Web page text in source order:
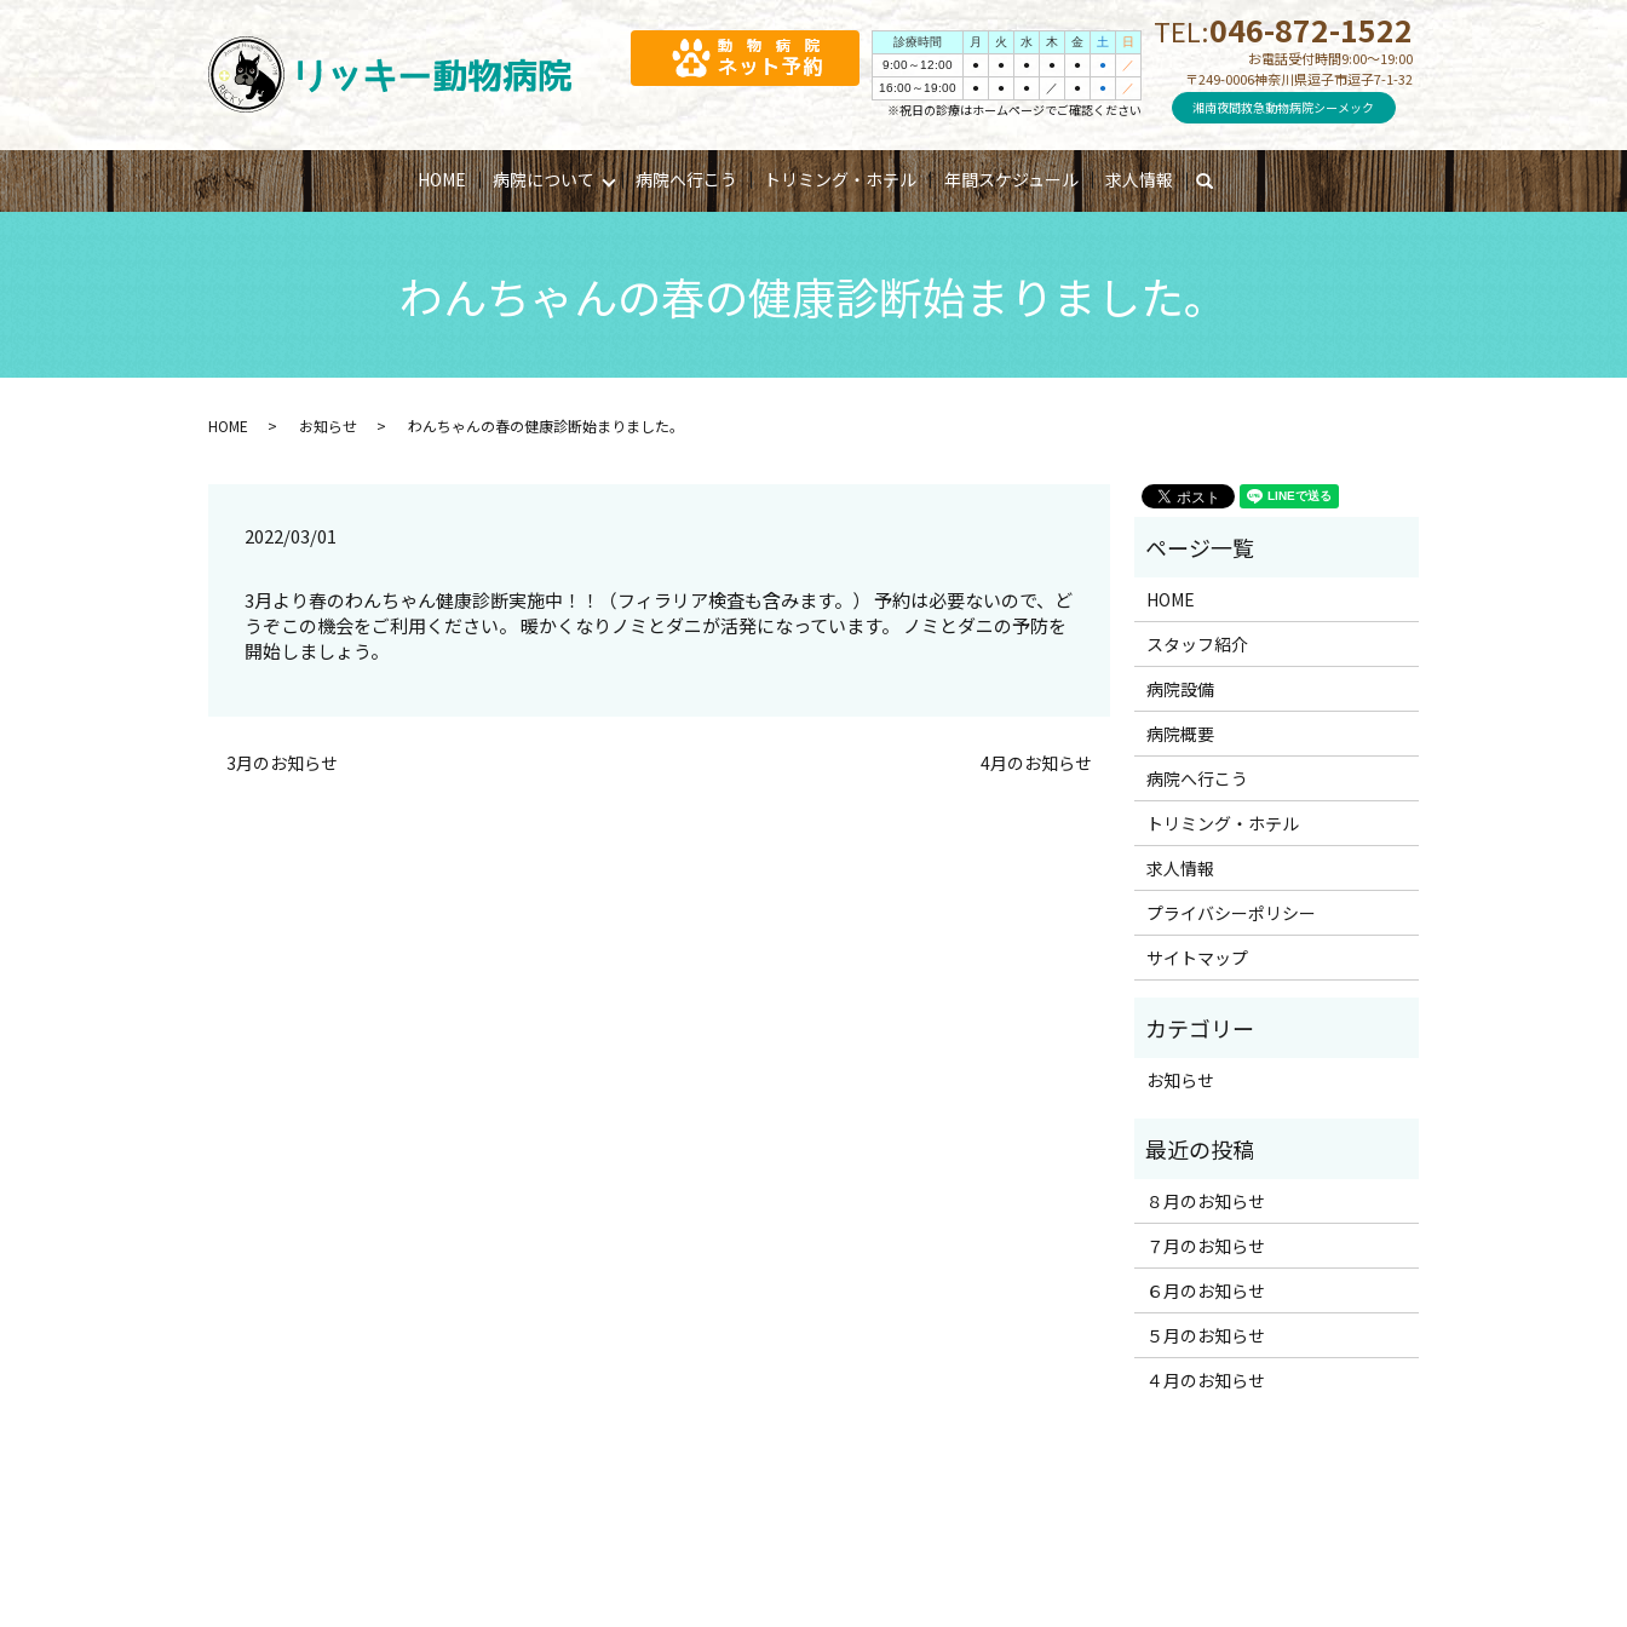
診療時間 月 火 水 木 金 土
日
9:00～12:00
● ● ● ● ● ●
／
16:00～19:00
● ● ● ／ ● ● ／
※祝日の診療はホームページでご確認ください
TEL:046-872-1522
お電話受付時間9:00～19:00
〒249-0006神奈川県逗子市逗子7-1-32
湘南夜間救急動物病院シーメック
HOME 病院について 病院へ行こう トリミング・ホテル 年間スケジュール 求人情報 search
わんちゃんの春の健康診断始まりました。
HOME お知らせ わんちゃんの春の健康診断始まりました。
2022/03/01
3月より春のわんちゃん健康診断実施中！！（フィラリア検査も含みます。） 予約は必要ないので、ど
うぞこの機会をご利用ください。 暖かくなりノミとダニが活発になっています。 ノミとダニの予防を
開始しましょう。
3月のお知らせ 4月のお知らせ
HOME
スタッフ紹介
病院設備
病院概要
病院へ行こう
トリミング・ホテル
求人情報
プライバシーポリシー
サイトマップ
お知らせ
８月のお知らせ
７月のお知らせ
６月のお知らせ
５月のお知らせ
４月のお知らせ